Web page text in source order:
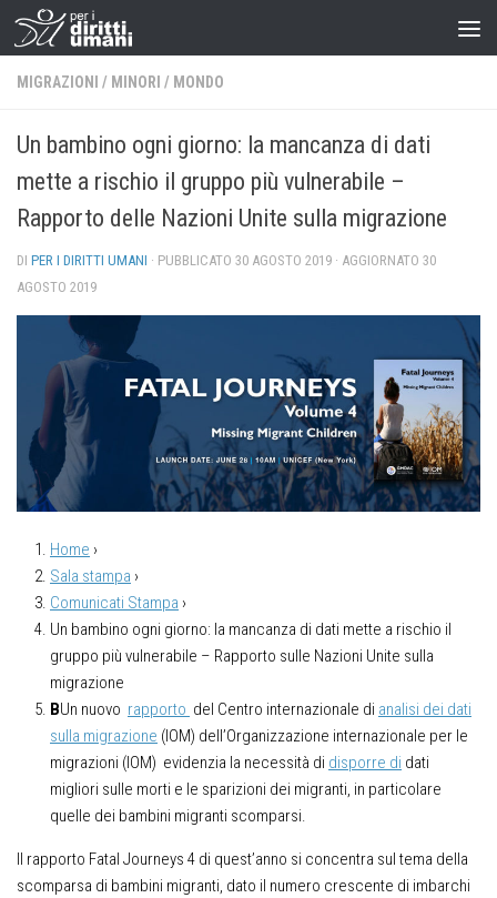
MIGRAZIONI / MINORI / MONDO
Un bambino ogni giorno: la mancanza di dati
mette a rischio il gruppo più vulnerabile –
Rapporto delle Nazioni Unite sulla migrazione
DI PER I DIRITTI UMANI · PUBBLICATO 30 AGOSTO 2019 · AGGIORNATO 30
AGOSTO 2019
Home ›
Sala stampa ›
Comunicati Stampa ›
Un bambino ogni giorno: la mancanza di dati mette a rischio il
gruppo più vulnerabile – Rapporto sulle Nazioni Unite sulla
migrazione
BUn nuovo rapporto del Centro internazionale di analisi dei dati
sulla migrazione (IOM) dell’Organizzazione internazionale per le
migrazioni (IOM) evidenzia la necessità di disporre di dati
migliori sulle morti e le sparizioni dei migranti, in particolare
quelle dei bambini migranti scomparsi.
Il rapporto Fatal Journeys 4 di quest’anno si concentra sul tema della
scomparsa di bambini migranti, dato il numero crescente di imbarchi